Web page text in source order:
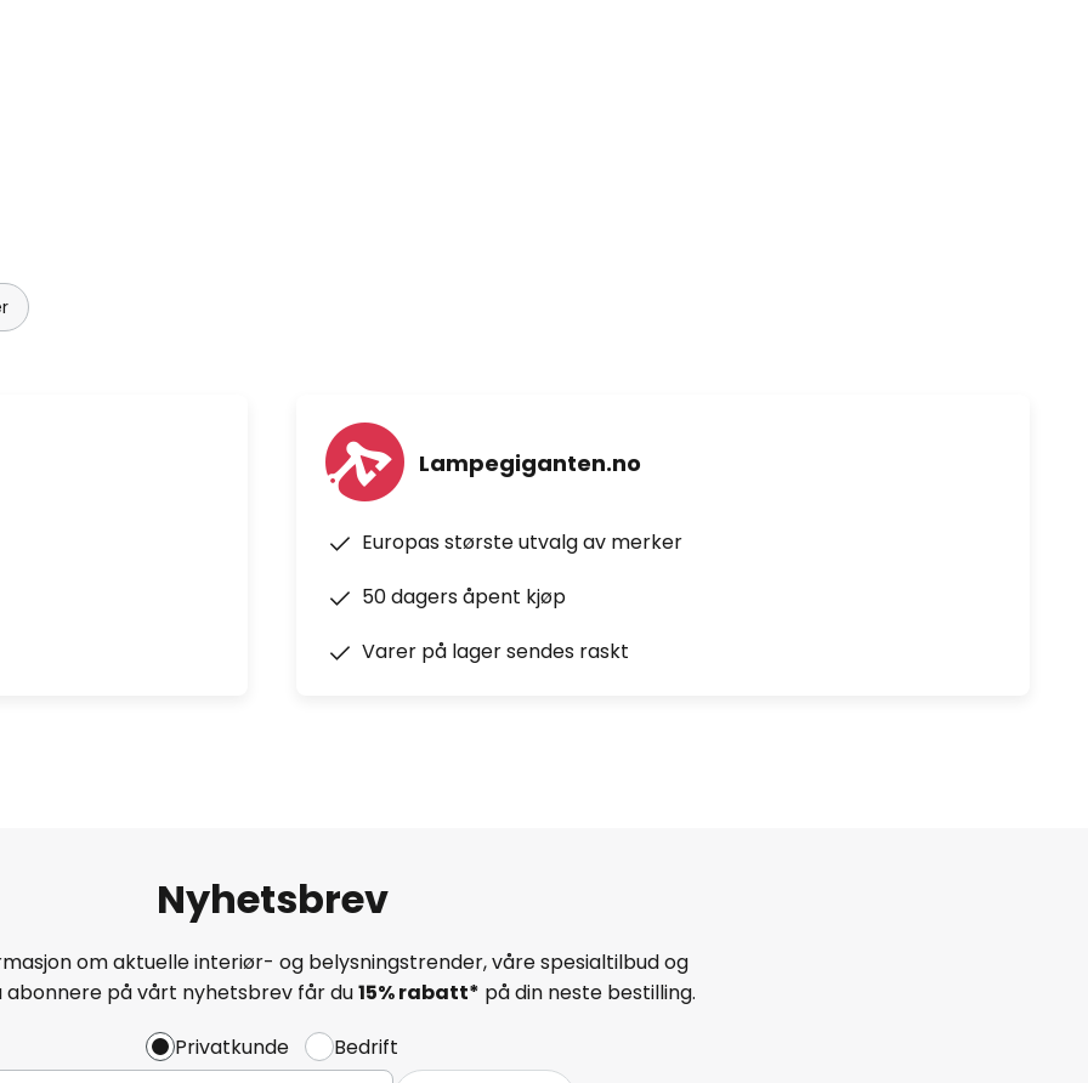
Lampegiganten.no
Europas største utvalg av merker
50 dagers åpent kjøp
Varer på lager sendes raskt
Nyhetsbrev
om aktuelle interiør- og belysningstrender, våre spesialtilbud og
abonnere på vårt nyhetsbrev får du15% rabatt* på din neste bestilling.
Privatkunde
Bedrift